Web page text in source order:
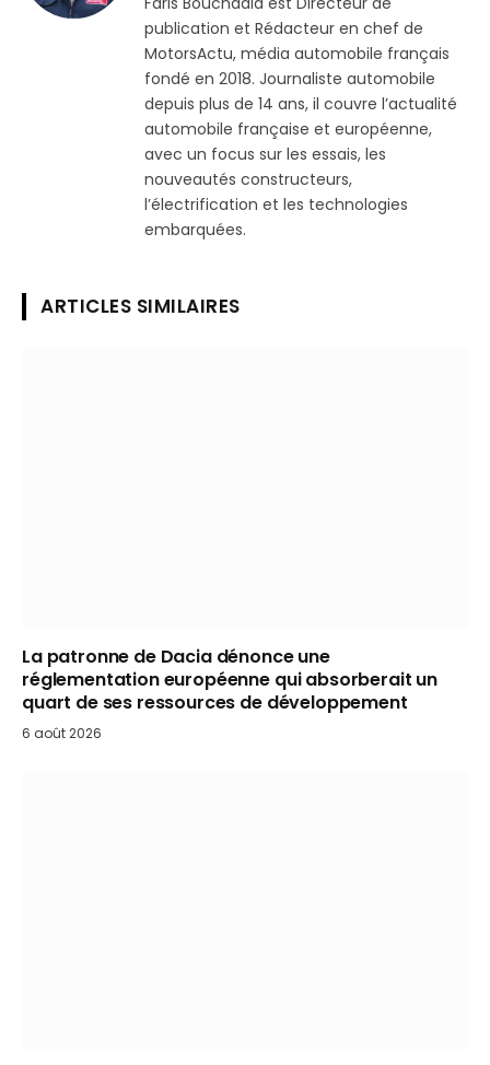
publication et Rédacteur en chef de
MotorsActu, média automobile français
fondé en 2018. Journaliste automobile
depuis plus de 14 ans, il couvre l’actualité
automobile française et européenne,
avec un focus sur les essais, les
nouveautés constructeurs,
l’électrification et les technologies
embarquées.
ARTICLES SIMILAIRES
La patronne de Dacia dénonce une
réglementation européenne qui absorberait un
quart de ses ressources de développement
6 août 2026